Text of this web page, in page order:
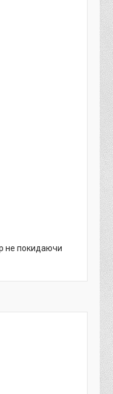
не покидаючи